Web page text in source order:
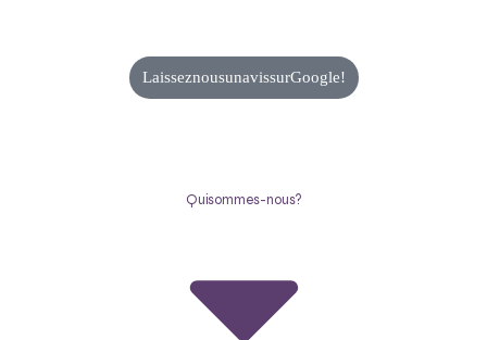
Laissez nous un avis sur Google !
Qui sommes-nous ?